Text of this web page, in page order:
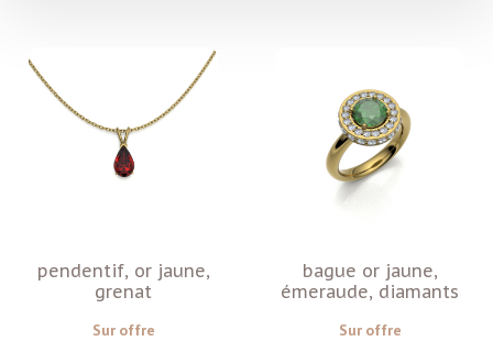
pendentif, or jaune,
grenat
Sur offre
bague or jaune,
émeraude, diamants
Sur offre